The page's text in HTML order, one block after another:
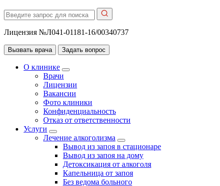
Лицензия №Л041-01181-16/00340737
Вызвать врача Задать вопрос
О клинике
Врачи
Лицензии
Вакансии
Фото клиники
Конфиденциальность
Отказ от ответственности
Услуги
Лечение алкоголизма
Вывод из запоя в стационаре
Вывод из запоя на дому
Детоксикация от алкоголя
Капельница от запоя
Без ведома больного